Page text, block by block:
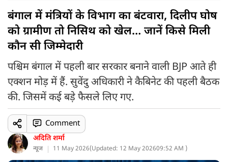
बंगाल में मंत्रियों के विभाग का बंटवारा, दिलीप घोष
को ग्रामीण तो निसिथ को खेल… जानें किसे मिली
कौन सी जिम्मेदारी
पश्चिम बंगाल में पहली बार सरकार बनाने वाली BJP आते ही
एक्शन मोड़ में हैं. सुवेंदु अधिकारी ने कैबिनेट की पहली बैठक
की. जिसमें कई बड़े फैसले लिए गए.
अदिति शर्मा
न्यूज 11 May 2026(Updated: 12 May 202609:52 AM )
Comment